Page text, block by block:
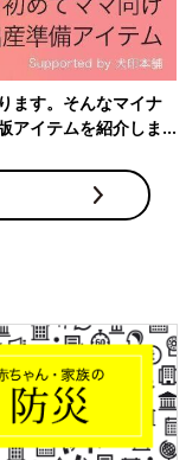
ます。そんなマイナ
アイテムを紹介しま